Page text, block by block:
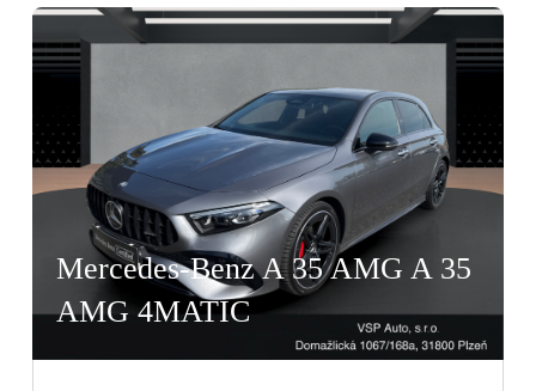
Mercedes-Benz A 35 AMG A 35
AMG 4MATIC